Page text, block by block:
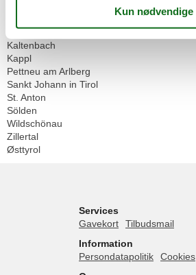
Ischgl
Kaltenbach
Kappl
Pettneu am Arlberg
Sankt Johann in Tirol
St. Anton
Sölden
Wildschönau
Zillertal
Østtyrol
Services
Gavekort
Tilbudsmail
Information
Persondatapolitik
Cookies